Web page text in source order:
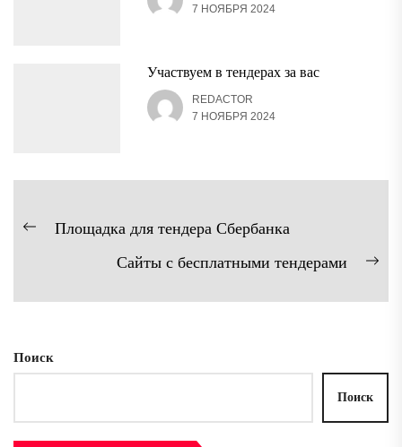
7 НОЯБРЯ 2024
Участвуем в тендерах за вас
REDACTOR
7 НОЯБРЯ 2024
Навигация
Предыдущая
Площадка для тендера Сбербанка
Сайты с бесплатными тендерами
Поиск
Поиск